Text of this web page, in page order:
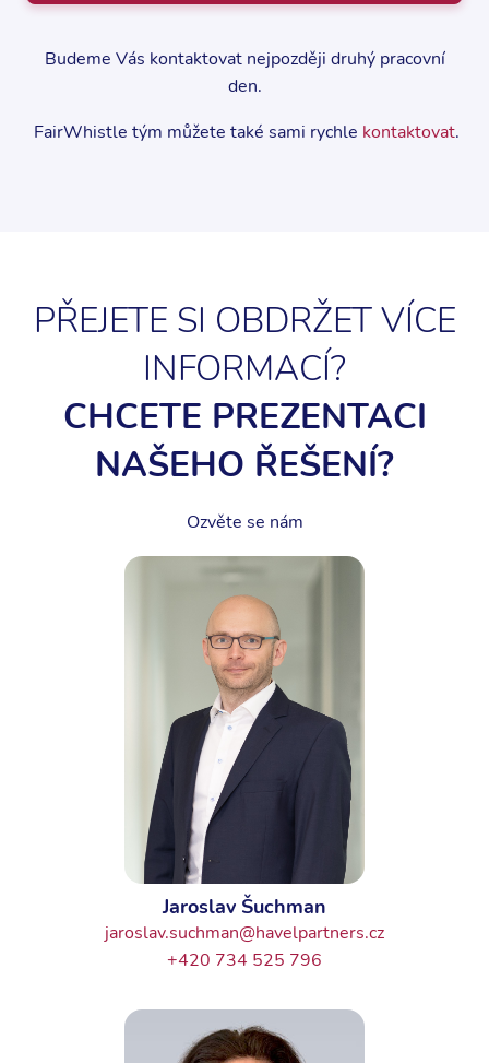
Budeme Vás kontaktovat nejpozději druhý pracovní
den.
FairWhistle tým můžete také sami rychle kontaktovat.
PŘEJETE SI OBDRŽET VÍCE
INFORMACÍ?
CHCETE PREZENTACI
NAŠEHO ŘEŠENÍ?
Ozvěte se nám
Jaroslav Šuchman
jaroslav.suchman@havelpartners.cz
+420 734 525 796